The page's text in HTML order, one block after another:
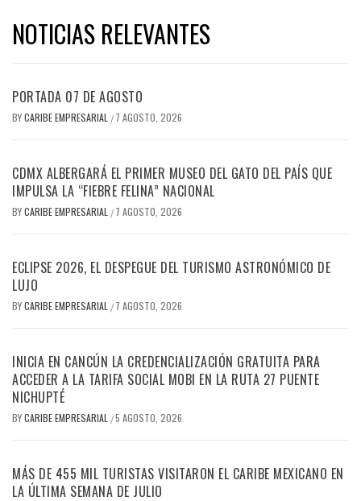
NOTICIAS RELEVANTES
PORTADA 07 DE AGOSTO
BYCARIBE EMPRESARIAL / 7 AGOSTO, 2026
CDMX ALBERGARÁ EL PRIMER MUSEO DEL GATO DEL PAÍS QUE
IMPULSA LA “FIEBRE FELINA” NACIONAL
BYCARIBE EMPRESARIAL / 7 AGOSTO, 2026
ECLIPSE 2026, EL DESPEGUE DEL TURISMO ASTRONÓMICO DE
LUJO
BYCARIBE EMPRESARIAL / 7 AGOSTO, 2026
INICIA EN CANCÚN LA CREDENCIALIZACIÓN GRATUITA PARA
ACCEDER A LA TARIFA SOCIAL MOBI EN LA RUTA 27 PUENTE
NICHUPTÉ
BYCARIBE EMPRESARIAL /5 AGOSTO, 2026
MÁS DE 455 MIL TURISTAS VISITARON EL CARIBE MEXICANO EN
LA ÚLTIMA SEMANA DE JULIO